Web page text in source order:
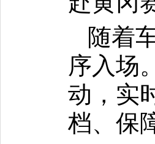
随着
序入场
动，实
档、保